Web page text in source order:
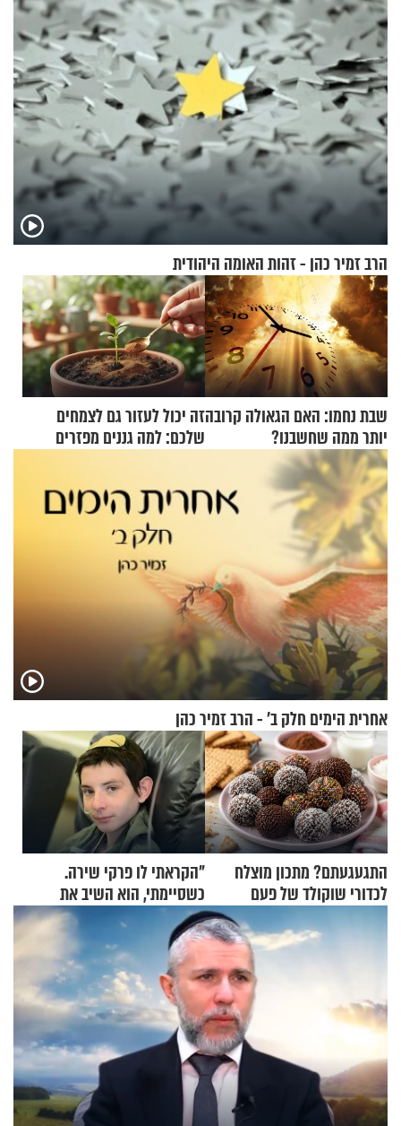
הרב זמיר כהן - זהות האומה היהודית
שבת נחמו: האם הגאולה קרובה
יותר ממה שחשבנו?
זה יכול לעזור גם לצמחים
שלכם: למה גננים מפזרים
אחרית הימים חלק ב’ - הרב זמיר כהן
התגעגעתם? מתכון מוצלח
לכדורי שוקולד של פעם
"הקראתי לו פרקי שירה.
כשסיימתי, הוא השיב את
נשמתו לבורא"